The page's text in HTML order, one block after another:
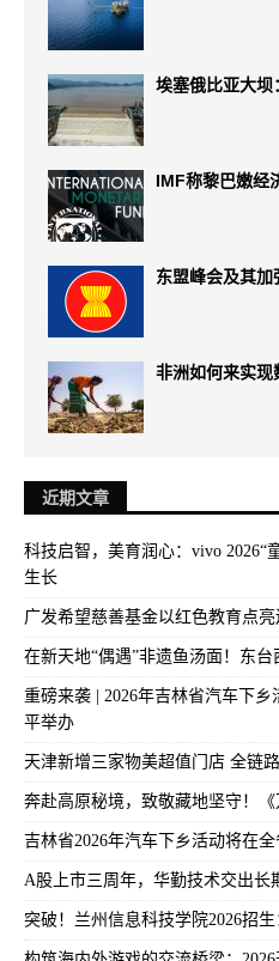
埃塞俄比亚大坝
IMF称黎巴嫩经
东盟峰会及其
非洲如何来实现
近期文章
科技启智，美育润心：vivo 2026“
生长
广发希望慈善基金以红色教育点
在新天地“偶遇”非遗鱼汤面！东
重磅来袭 | 2026年吉林省汽车下
平举办
天津新增三家物美超值门店 全链
奔赴高原秘境，致敬藏地坚守！
吉林省2026年汽车下乡活动将在
A股上市三周年，华勤技术交出长
突破！兰州信息科技学院2026招生